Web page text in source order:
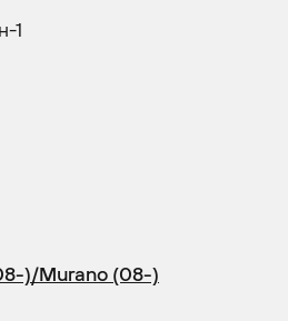
1
)/Murano (08-)